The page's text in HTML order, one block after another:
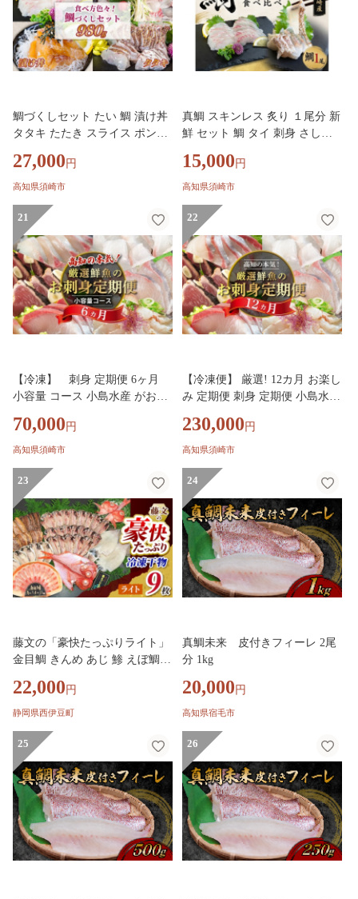
鯛づくしセット たい 鯛 漬け丼
タタキ たたき スライス ポン酢
べ 詰め合わせ お取り寄せ 高知
県 須崎産 国産 ご当地 真空パッ
おかず おつまみ ギフト 贈答 送
料無料 養殖 YI046
27,000 円
高知県須崎市
真鯛 スキンレス 炙り １尾分 新
鮮 セット 鯛 タイ 刺身 さしみ
り身 お刺身用 真空パック 簡単
調理 時短 小分け 個包装 冷凍
み お取り寄せ ギフト 贈答 お祝
い 産地直送 高知県 須崎市
15,000 円
高知県須崎市
21
【冷凍】 刺身 定期便 6ヶ月
小容量 コース 小島水産 がお届
魚 下処理済 ) 産地直送 半年 新
鮮 6回 （ ブリ かつおタタキ タ
海鮮 鮮魚 刺身 タタキ ） おさ
かなのまち すさき 海鮮 鮮度 少
人数 人気 高知県 須崎市 ks4000
0
70,000 円
高知県須崎市
22
【冷凍便】 厳選! 12カ月 お楽し
み 定期便 刺身 定期便 小島水産
1年 一年 全12回 12か月 12カ月
コース 冷蔵 れいとう 鮮魚 海鮮
勘八 カンパチ 鯛 真鯛 タイ か
つおのタタキ 鰹 カツオ 鰹のた
たき 縞鯵 シマアジ 高知県 須崎
市 魚介類 定期便 刺身定期便 肉
より魚 旬の鮮魚
230,000 円
高知県須崎市
23
藤文の「豪快たっぷりライト」
金目鯛 きんめ あじ 鯵 えぼ鯛
いか 干物 ひもの しゃぶしゃぶ
みりん干し 冷凍 西伊豆 伊豆 ギ
22,000 円
静岡県西伊豆町
24
真鯛未来 皮付きフィーレ 2尾
分 1kg
20,000 円
高知県宿毛市
25 26